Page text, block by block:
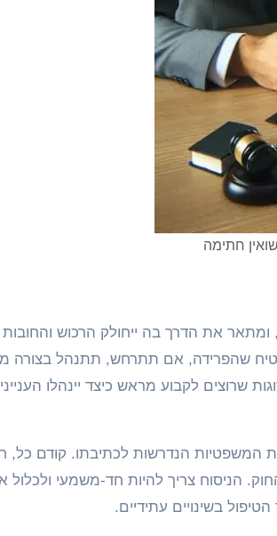
חתימה
שהפרידה, אם תתרחש, תתנהל בצורה
שרוצים לקבוע מראש כיצד יינהלו
המשפטיות הנדרשות לכתיבתו. קודם כל,
הניסוח צריך להיות חד-משמעי ולכלול
בשינויים עתידיים.